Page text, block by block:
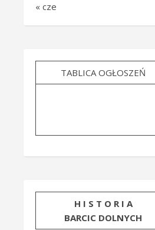
« cze
TABLICA OGŁOSZEŃ
H I S T O R I A
BARCIC DOLNYCH